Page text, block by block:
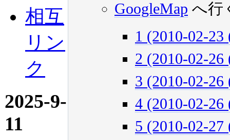
相互
リン
ク
2025-9-
11
GoogleMap へ行
1 (2010-02-
2 (2010-02-
3 (2010-02-
4 (2010-02-26
5 (2010-02-